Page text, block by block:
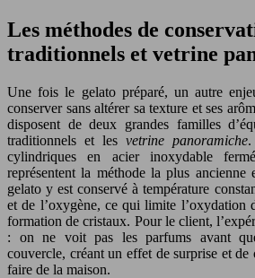
Les méthodes de
traditionnels et vetrine
Une fois le gelato préparé, un autre
conserver sans altérer sa texture et ses
disposent de deux grandes familles
traditionnels et les vetrine panoramiche.
cylindriques en acier inoxydable
représentent la méthode la plus
gelato y est conservé à température
et de l’oxygène, ce qui limite l’oxydation
formation de cristaux. Pour le client,
: on ne voit pas les parfums avant
couvercle, créant un effet de surprise et
faire de la maison.